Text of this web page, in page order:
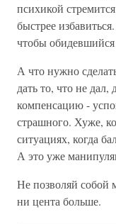
психикой
быстрее
чтобы обидевшийся
А что нужно
дать то, что не
компенсацию -
страшного. Хуже,
ситуациях, когда
А это уже
Не позволяй собой
ни цента больше.